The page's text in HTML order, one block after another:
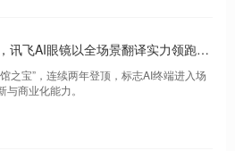
讯飞AI眼镜以全场景翻译实力领跑AI
之宝”，连续两年登顶，标志AI终端进入场
商业化能力。